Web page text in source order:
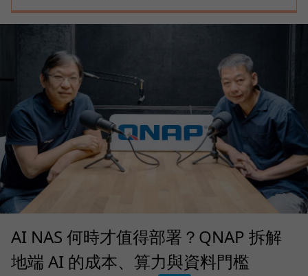
AI NAS 何時才值得部署？QNAP 拆解
地端 AI 的成本、算力與資料門檻